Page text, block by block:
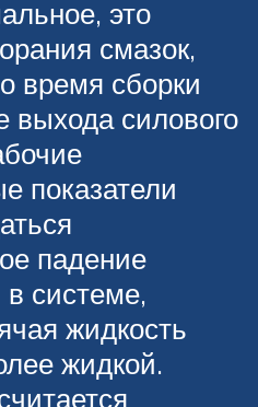
это
смазок,
время сборки
выхода силового
показатели
падение
системе,
жидкость
жидкой.